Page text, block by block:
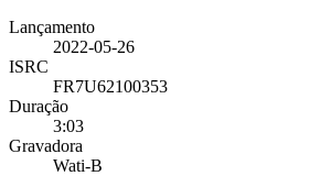
Lançamento
2022-05-26
ISRC
FR7U62100353
Duração
3:03
Gravadora
Wati-B